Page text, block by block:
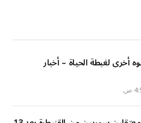
أخرى لغبطة الحياة – أخبار